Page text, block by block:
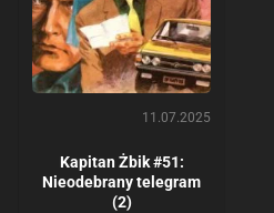
11.07.2025
Kapitan Żbik #51:
Nieodebrany telegram
(2)